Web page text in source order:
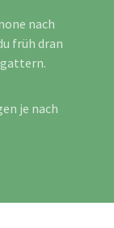
nach
früh dran
je nach